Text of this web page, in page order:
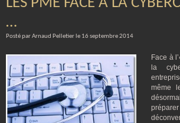
LES PME FACE À LA
…
Posté par Arnaud Pelletier le 16 septembre 2014
Face à
la
même